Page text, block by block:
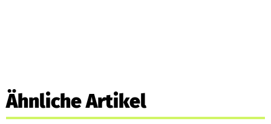
Ähnliche Artikel